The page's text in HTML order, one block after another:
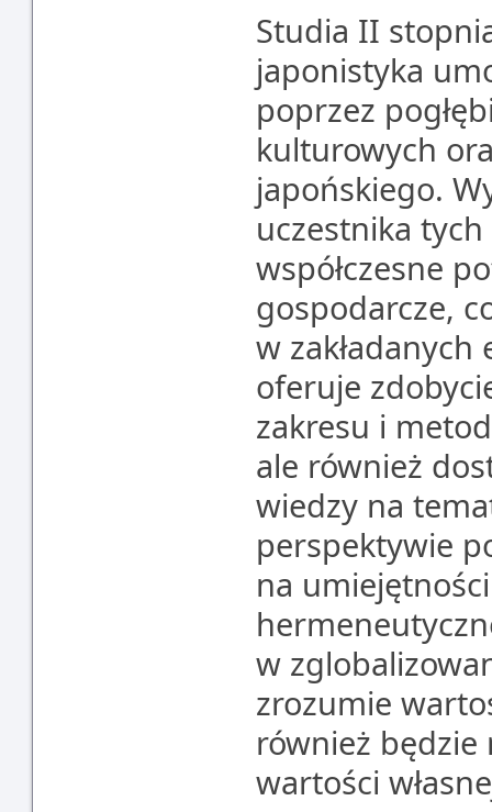
Studia II
japonistyka
poprzez
kulturowych
japońskiego.
uczestnika
współczesne
gospodarcze,
w zakładanych
oferuje
zakresu i
ale również
wiedzy na
perspektywie
na
w
zrozumie
również będzie
wartości